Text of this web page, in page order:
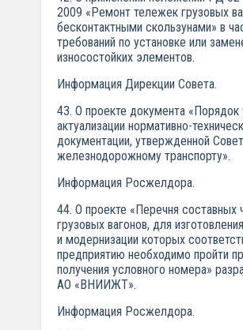
2009 «Ремонт тележек грузовых
бесконтактными скользунами» в
требований по установке или
износостойких элементов.
Информация Дирекции Совета.
43. О проекте документа «Порядок
актуализации нормативно-
документации, утвержденной
железнодорожному транспорту».
Информация Росжелдора.
44. О проекте «Перечня составных
грузовых вагонов, для
и модернизации которых
предприятию необходимо пройти
получения условного номера»
АО «ВНИИЖТ».
Информация Росжелдора.